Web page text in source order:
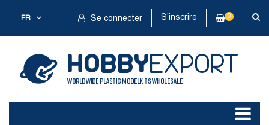
FR Se connecter S'inscrire 0